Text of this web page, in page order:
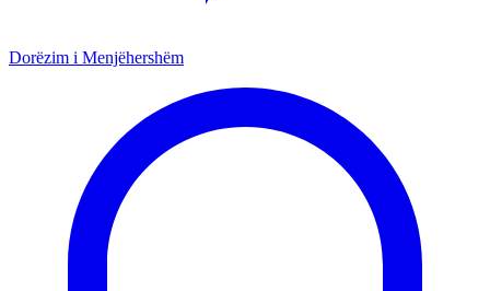
Dorëzim i Menjëhershëm